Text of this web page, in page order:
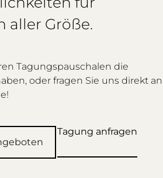
aller Größe.
Tagungspauschalen die
oder fragen Sie uns direkt an
Tagung anfragen